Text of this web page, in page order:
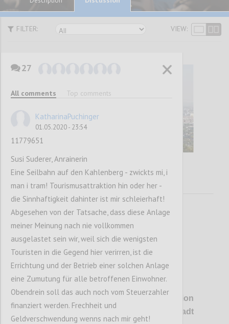
FILTER: VIEW:
P1
Erstmals wird es konkret: Die Talstation
soll direkt auf dem Bahnhof Heiligenstadt
27
All comments Top comments
KatharinaPuchinger
01.05.2020 - 23:54
11779651
Susi Suderer, Anrainerin
Eine Seilbahn auf den Kahlenberg - zwickts mi, i
man i tram! Tourismusattraktion hin oder her -
die Sinnhaftigkeit dahinter ist mir schleierhaft!
Abgesehen von der Tatsache, dass diese Anlage
meiner Meinung nach nie vollkommen
ausgelastet sein wir, weil sich die wenigsten
Touristen in die Gegend hier verirren, ist die
Errichtung und der Betrieb einer solchen Anlage
eine Zumutung für alle betroffenen Einwohner.
Obendrein soll das auch noch vom Steuerzahler
finanziert werden. Frechheit und
Geldverschwendung wenns nach mir geht!